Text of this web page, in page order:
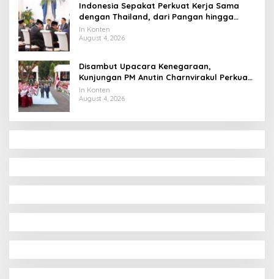
Indonesia Sepakat Perkuat Kerja Sama
dengan Thailand, dari Pangan hingga
Ekonomi Digital
In Konten
August 4, 2026
Disambut Upacara Kenegaraan,
Kunjungan PM Anutin Charnvirakul Perkuat
Hubungan Indonesia-Thailand
In Konten
August 4, 2026